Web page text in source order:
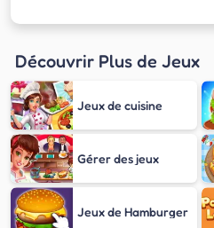
Découvrir Plus de Jeux
Jeux de cuisine
Gérer des jeux
Jeux de Hamburger